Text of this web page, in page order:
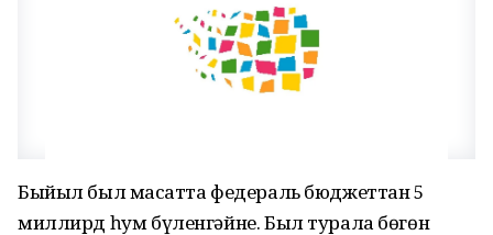
Быйыл был маҡсатта федераль бюджеттан 5
миллирд һум бүленгәйне. Был турала бөгөн